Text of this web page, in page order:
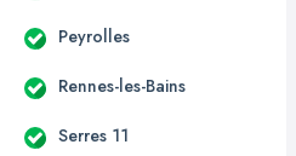
Peyrolles
Rennes-les-Bains
Serres 11